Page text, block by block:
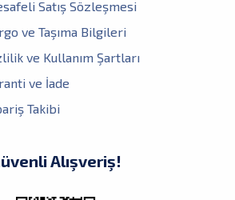
Satış Sözleşmesi
ve Taşıma Bilgileri
ve Kullanım Şartları
ve İade
Takibi
Alışveriş!